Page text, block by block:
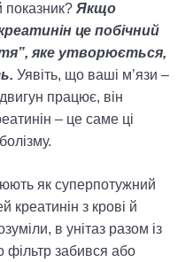
показник? Якщо
це побічний
яке утворюється,
Уявіть, що ваші м’язи –
працює, він
– це саме ці
як суперпотужний
з крові й
в унітаз разом із
забився або